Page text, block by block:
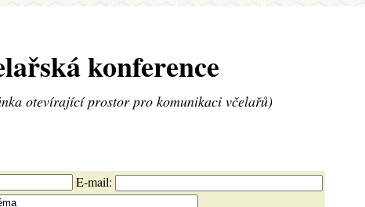
konference
otevírající prostor pro komunikaci včelařů)
E-mail: